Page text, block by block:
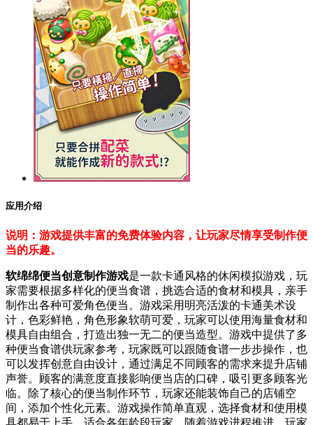
应用介绍
说明：游戏提供丰富的免费体验内容，让玩家尽情享受制作便
当的乐趣。
软绵绵便当创意制作游戏是一款卡通风格的休闲模拟游戏，玩
家需要根据多样化的便当食谱，挑选合适的食材和模具，亲手
制作出各种可爱角色便当。游戏采用明亮活泼的卡通美术设
计，色彩鲜艳，角色形象软萌可爱，玩家可以使用海量食材和
模具自由组合，打造出独一无二的便当造型。游戏中提供了多
种便当食谱供玩家参考，玩家既可以跟随食谱一步步操作，也
可以发挥创意自由设计，通过满足不同顾客的需求来提升店铺
声誉。顾客的满意度直接影响便当店的口碑，吸引更多顾客光
临。除了核心的便当制作环节，玩家还能装饰自己的店铺空
间，添加个性化元素。游戏操作简单直观，选择食材和使用模
具都易于上手，适合各年龄段玩家。随着游戏进程推进，玩家